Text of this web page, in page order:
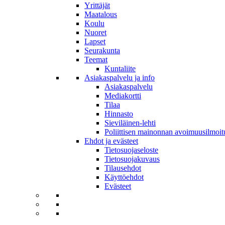
Yrittäjät
Maatalous
Koulu
Nuoret
Lapset
Seurakunta
Teemat
Kuntaliite
Asiakaspalvelu ja info
Asiakaspalvelu
Mediakortti
Tilaa
Hinnasto
Sieviläinen-lehti
Poliittisen mainonnan
Ehdot ja evästeet
Tietosuojaseloste
Tietosuojakuvaus
Tilausehdot
Käyttöehdot
Evästeet